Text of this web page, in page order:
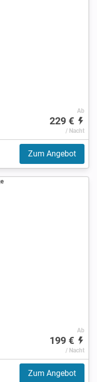
Ab
229 €
/ Nacht
Zum Angebot
Ab
199 €
/ Nacht
Zum Angebot